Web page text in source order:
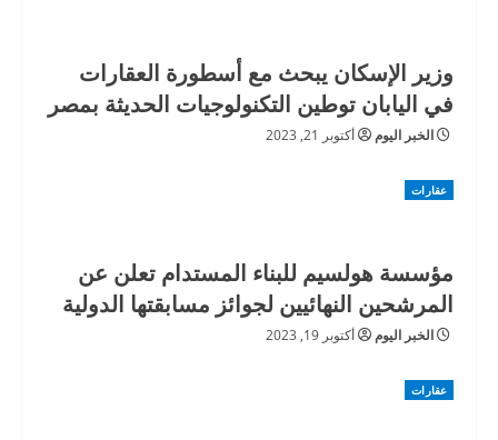
وزير الإسكان يبحث مع أسطورة العقارات
في اليابان توطين التكنولوجيات الحديثة بمصر
الخبر اليوم أكتوبر 21, 2023
عقارات
مؤسسة هولسيم للبناء المستدام تعلن عن
المرشحين النهائيين لجوائز مسابقتها الدولية
الخبر اليوم أكتوبر 19, 2023
عقارات